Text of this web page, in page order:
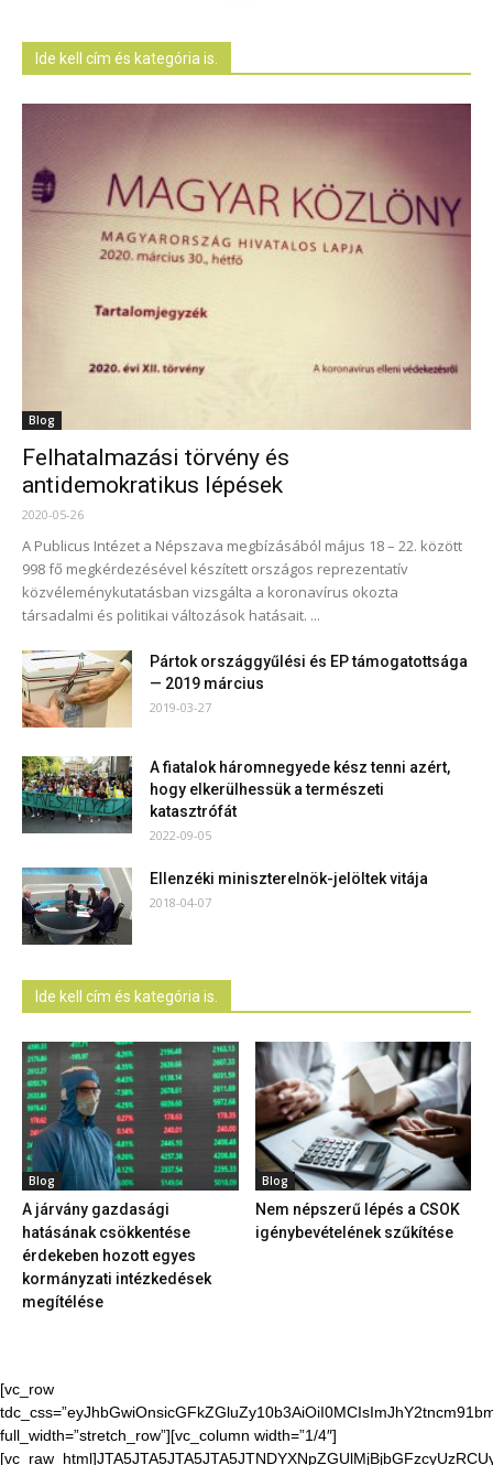
Ide kell cím és kategória is.
Blog
Felhatalmazási törvény és
antidemokratikus lépések
2020-05-26
A Publicus Intézet a Népszava megbízásából május 18 – 22. között
998 fő megkérdezésével készített országos reprezentatív
közvéleménykutatásban vizsgálta a koronavírus okozta
társadalmi és politikai változások hatásait. ...
Pártok országgyűlési és EP támogatottsága
— 2019 március
2019-03-27
A fiatalok háromnegyede kész tenni azért,
hogy elkerülhessük a természeti
katasztrófát
2022-09-05
Ellenzéki miniszterelnök-jelöltek vitája
2018-04-07
Ide kell cím és kategória is.
Blog
A járvány gazdasági
hatásának csökkentése
érdekeben hozott egyes
kormányzati intézkedések
megítélése
Blog
Nem népszerű lépés a CSOK
igénybevételének szűkítése
[vc_row
full_width=”stretch_row”][vc_column width=”1/4″]